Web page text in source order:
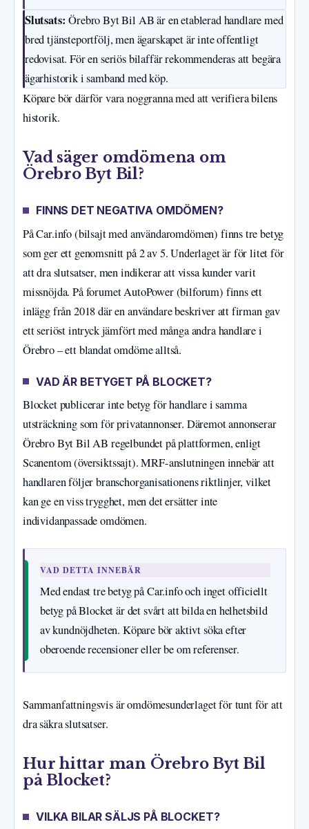
Slutsats: Örebro Byt Bil AB är en etablerad handlare med
bred tjänsteportfölj, men ägarskapet är inte offentligt
redovisat. För en seriös bilaffär rekommenderas att begära
ägarhistorik i samband med köp.
Köpare bör därför vara noggranna med att verifiera bilens
historik.
Vad säger omdömena om
Örebro Byt Bil?
FINNS DET NEGATIVA OMDÖMEN?
På Car.info (bilsajt med användaromdömen) finns tre betyg
som ger ett genomsnitt på 2 av 5. Underlaget är för litet för
att dra slutsatser, men indikerar att vissa kunder varit
missnöjda. På forumet AutoPower (bilforum) finns ett
inlägg från 2018 där en användare beskriver att firman gav
ett seriöst intryck jämfört med många andra handlare i
Örebro – ett blandat omdöme alltså.
VAD ÄR BETYGET PÅ BLOCKET?
Blocket publicerar inte betyg för handlare i samma
utsträckning som för privatannonser. Däremot annonserar
Örebro Byt Bil AB regelbundet på plattformen, enligt
Scanentom (översiktssajt). MRF-anslutningen innebär att
handlaren följer branschorganisationens riktlinjer, vilket
kan ge en viss trygghet, men det ersätter inte
individanpassade omdömen.
VAD DETTA INNEBÄR
Med endast tre betyg på Car.info och inget officiellt
betyg på Blocket är det svårt att bilda en helhetsbild
av kundnöjdheten. Köpare bör aktivt söka efter
oberoende recensioner eller be om referenser.
Sammanfattningsvis är omdömesunderlaget för tunt för att
dra säkra slutsatser.
Hur hittar man Örebro Byt Bil
på Blocket?
VILKA BILAR SÄLJS PÅ BLOCKET?